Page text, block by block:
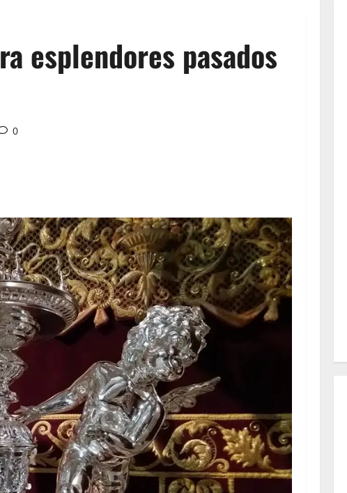
esplendores pasados
0